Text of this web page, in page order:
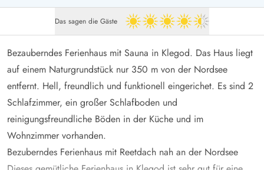
Das sagen die Gäste 4.5 von 5
Bezauberndes Ferienhaus mit Sauna in Klegod. Das Haus liegt
auf einem Naturgrundstück nur 350 m von der Nordsee
entfernt. Hell, freundlich und funktionell eingerichet. Es sind 2
Schlafzimmer, ein großer Schlafboden und
reinigungsfreundliche Böden in der Küche und im
Wohnzimmer vorhanden.
Bezuberndes Ferienhaus mit Reetdach nah an der Nordsee